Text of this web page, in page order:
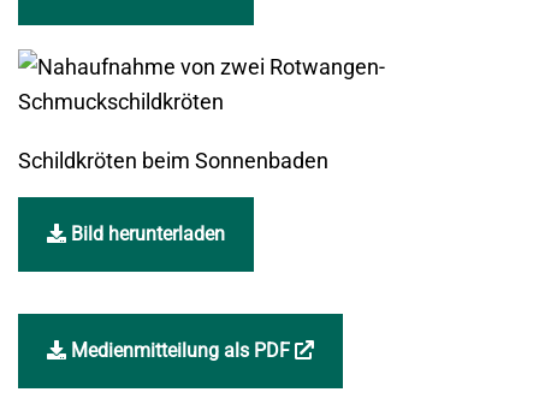
Schildkröten beim Sonnenbaden
Bild herunterladen
Medienmitteilung als PDF
Link